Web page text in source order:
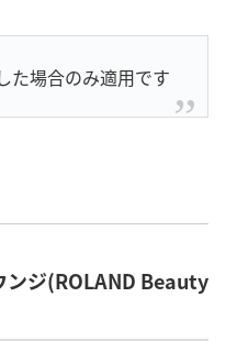
た場合のみ適用です
ンジ(ROLAND Beauty